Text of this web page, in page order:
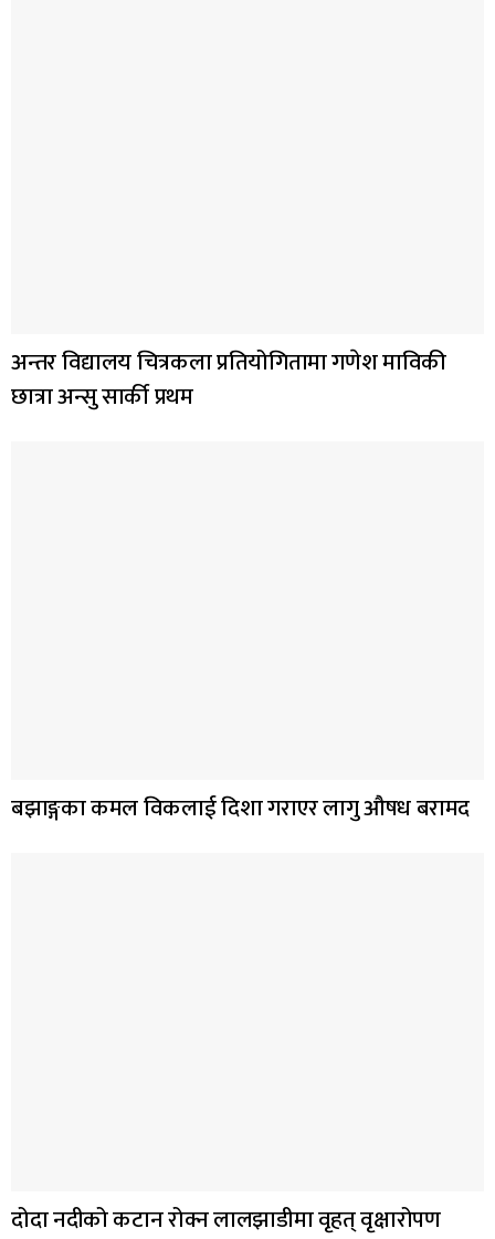
अन्तर विद्यालय चित्रकला प्रतियोगितामा गणेश माविकी
छात्रा अन्सु सार्की प्रथम
बझाङ्गका कमल विकलाई दिशा गराएर लागु औषध बरामद
दोदा नदीको कटान रोक्न लालझाडीमा वृहत् वृक्षारोपण